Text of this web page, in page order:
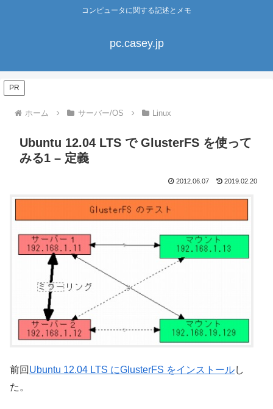
コンピュータに関する記述とメモ
pc.casey.jp
PR
ホーム サーバー/OS Linux
Ubuntu 12.04 LTS で GlusterFS を使って
みる1 – 定義
2012.06.07 2019.02.20
前回 Ubuntu 12.04 LTS にGlusterFS をインストールし
た。